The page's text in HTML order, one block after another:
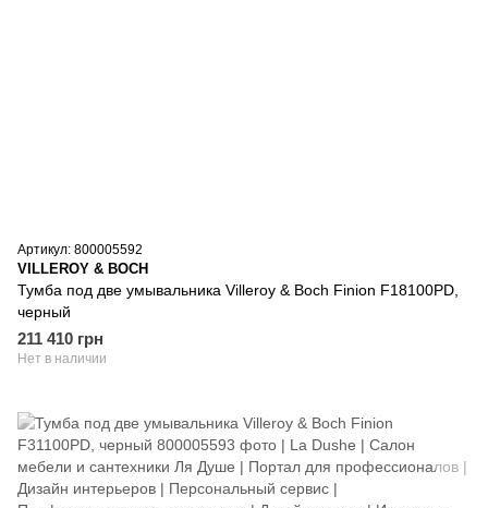
Артикул: 800005592
VILLEROY & BOCH
Тумба под две умывальника Villeroy & Boch Finion F18100PD,
черный
211 410 грн
Нет в наличии